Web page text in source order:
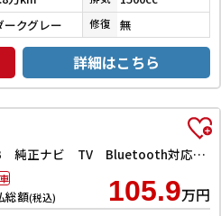
ークグレー 修復 無
詳細はこちら
X Vセレクション 衝突軽減B 純正ナビ TV Bluetooth対応 アラウンドビューモニター 両側自動ドア 革巻きステアリング HIDヘッドライト フォグライト スマートキー プッシュスタート アイドリングストップ
総額(税込) 105.9万円